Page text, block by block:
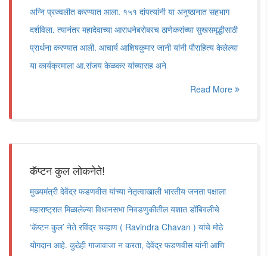
अग्नि प्रज्वलीत करण्यात आला. १५१ दांपत्यांनी या अनुष्ठानात सहभाग
दर्शविला. त्यानंतर महादेवाच्या आराधनेबरोबरच ठाणेकरांच्या सुखसमृद्धीसाठी
प्रार्थना करण्यात आली. आचार्य आशिषकुमार जानी यांनी पौराहित्य केलेल्या
या कार्यक्रमाला आ.संजय केळकर यांच्यासह अने
Read More
कॅप्टन कुल लोकनेते!
मुख्यमंत्री देवेंद्र फडणवीस यांच्या नेतृत्वाखाली भारतीय जनता पक्षाला
महाराष्ट्रात मिळालेल्या विधानसभा निवडणुकीतील यशात डोंबिवलीचे
‘कॅप्टन कुल’ नेते रविंद्र चव्हाण ( Ravindra Chavan ) यांचे मोठे
योगदान आहे. कुठेही गाजावाजा न करता, देवेंद्र फडणवीस यांनी आणि